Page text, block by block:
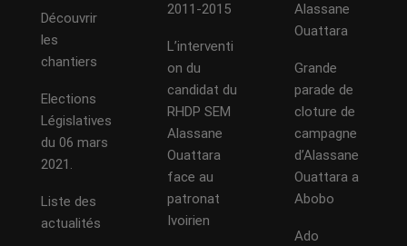
Découvrir
les
chantiers
Elections
Législatives
du 06 mars
2021.
Liste des
actualités
2011-2015
L’interventi
on du
candidat du
RHDP SEM
Alassane
Ouattara
face au
patronat
Ivoirien
Alassane
Ouattara
Grande
parade de
cloture de
campagne
d’Alassane
Ouattara a
Abobo
Ado